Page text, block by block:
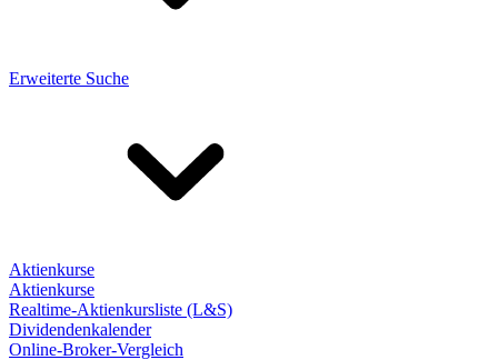
Erweiterte Suche
Aktienkurse
Aktienkurse
Realtime-Aktienkursliste (L&S)
Dividendenkalender
Online-Broker-Vergleich